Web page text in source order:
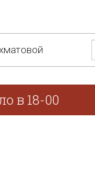
в 18-00